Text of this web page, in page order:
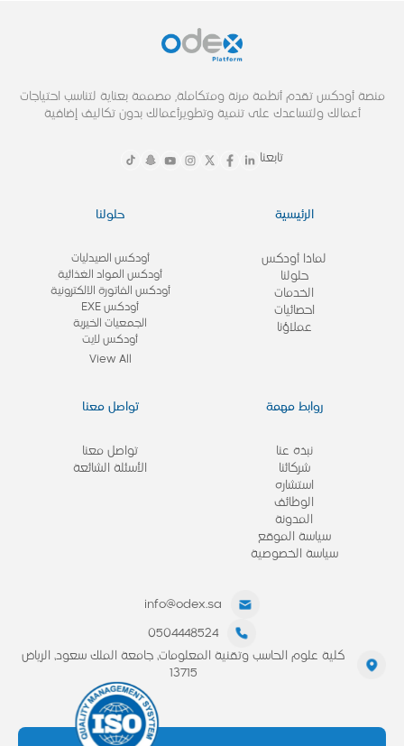
منصة أودكس تقدم أنظمة مرنة ومتكاملة, مصممة بعناية لتناسب احتياجات
أعمالك ولتساعدك على تنمية وتطويرأعمالك بدون تكاليف إضافية
تابعنا
الرئيسية
لماذا أودكس
حلولنا
الخدمات
احصائيات
عملاؤنا
حلولنا
أودكس الصيدليات
أودكس المواد الغذائية
أودكس الفاتورة الالكترونية
أودكس EXE
الجمعيات الخيرية
أودكس لايت
View All
روابط مهمة
نبذة عنا
شركائنا
استشاره
الوظائف
المدونة
سياسة الموقع
سياسة الخصوصية
تواصل معنا
تواصل معنا
الأسئلة الشائعة
info@odex.sa
0504448524
كلية علوم الحاسب وتقنية المعلومات، جامعة الملك سعود، الرياض
13715